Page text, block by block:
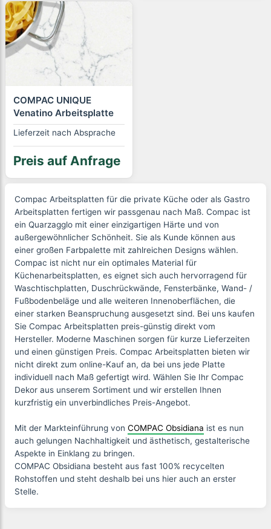
COMPAC UNIQUE
Venatino Arbeitsplatte
Lieferzeit nach Absprache
Preis auf Anfrage
Compac Arbeitsplatten für die private Küche oder als Gastro
Arbeitsplatten fertigen wir passgenau nach Maß. Compac ist
ein Quarzagglo mit einer einzigartigen Härte und von
außergewöhnlicher Schönheit. Sie als Kunde können aus
einer großen Farbpalette mit zahlreichen Designs wählen.
Compac ist nicht nur ein optimales Material für
Küchenarbeitsplatten, es eignet sich auch hervorragend für
Waschtischplatten, Duschrückwände, Fensterbänke, Wand- /
Fußbodenbeläge und alle weiteren Innenoberflächen, die
einer starken Beanspruchung ausgesetzt sind. Bei uns kaufen
Sie Compac Arbeitsplatten preis-günstig direkt vom
Hersteller. Moderne Maschinen sorgen für kurze Lieferzeiten
und einen günstigen Preis. Compac Arbeitsplatten bieten wir
nicht direkt zum online-Kauf an, da bei uns jede Platte
individuell nach Maß gefertigt wird. Wählen Sie Ihr Compac
Dekor aus unserem Sortiment und wir erstellen Ihnen
kurzfristig ein unverbindliches Preis-Angebot.
Mit der Markteinführung von COMPAC Obsidiana ist es nun
auch gelungen Nachhaltigkeit und ästhetisch, gestalterische
Aspekte in Einklang zu bringen.
COMPAC Obsidiana besteht aus fast 100% recycelten
Rohstoffen und steht deshalb bei uns hier auch an erster
Stelle.